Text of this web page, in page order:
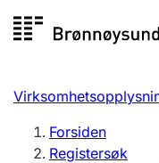
Registersøk
Aksjeselskap
Forsiden
Registersøk